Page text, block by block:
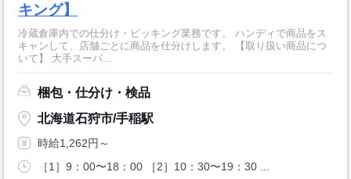
キング】
冷蔵倉庫内での仕分け・ピッキング業務です。 ハンディで商品をス
キャンして、店舗ごとに商品を仕分けします。 【取り扱い商品につ
いて】 大手スーパ...
梱包・仕分け・検品
北海道石狩市/手稲駅
時給1,262円～
［1］9：00〜18：00 ［2］10：30〜19：30 ...